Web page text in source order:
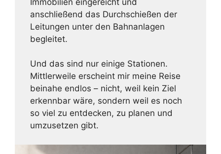
anschließend das Durchschießen der
Leitungen unter den Bahnanlagen
begleitet.
Und das sind nur einige Stationen.
Mittlerweile erscheint mir meine Reise
beinahe endlos – nicht, weil kein Ziel
erkennbar wäre, sondern weil es noch
so viel zu entdecken, zu planen und
umzusetzen gibt.